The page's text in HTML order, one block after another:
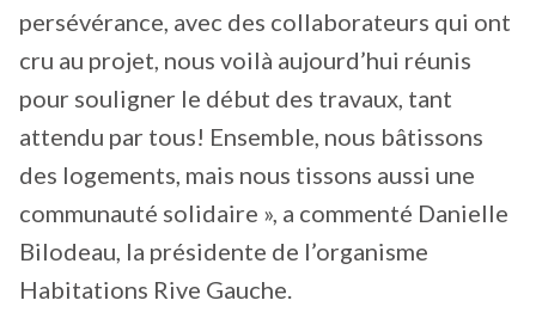
persévérance, avec des collaborateurs qui ont
cru au projet, nous voilà aujourd’hui réunis
pour souligner le début des travaux, tant
attendu par tous! Ensemble, nous bâtissons
des logements, mais nous tissons aussi une
communauté solidaire », a commenté Danielle
Bilodeau, la présidente de l’organisme
Habitations Rive Gauche.